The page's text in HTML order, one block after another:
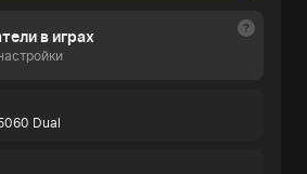
в играх
Dual